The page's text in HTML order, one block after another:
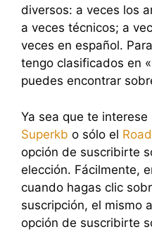
diversos: a veces los
a veces técnicos; a
veces en español.
tengo clasificados en
puedes encontrar
Ya sea que te interese
Superkb o sólo el
opción de suscribirte
elección. Fácilmente,
cuando hagas clic
suscripción, el mismo
opción de suscribirte